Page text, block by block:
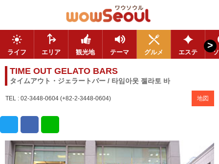
ライフ エリア 観光地 テーマ グルメ エステ
>
TIME OUT GELATO BARS
タイムアウト・ジェラートバー / 타임아웃 젤라토 바
TEL : 02-3448-0604 (+82-2-3448-0604) 地図